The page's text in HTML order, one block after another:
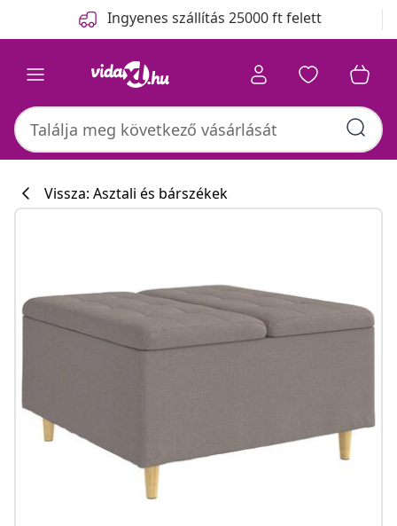
Ingyenes szállítás 25000 ft felett
Vissza: Asztali és bárszékek